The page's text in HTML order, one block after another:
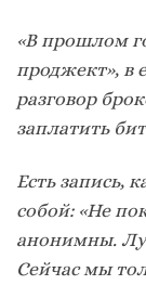
«В прошлом
проджект», в
разговор
заплатить
Есть запись,
собой: «Не
анонимны.
Сейчас мы